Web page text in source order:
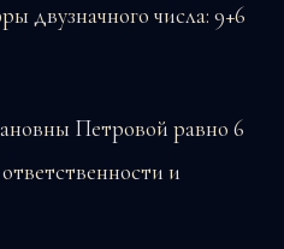
двузначного числа: 9+6
Петровой равно 6
и